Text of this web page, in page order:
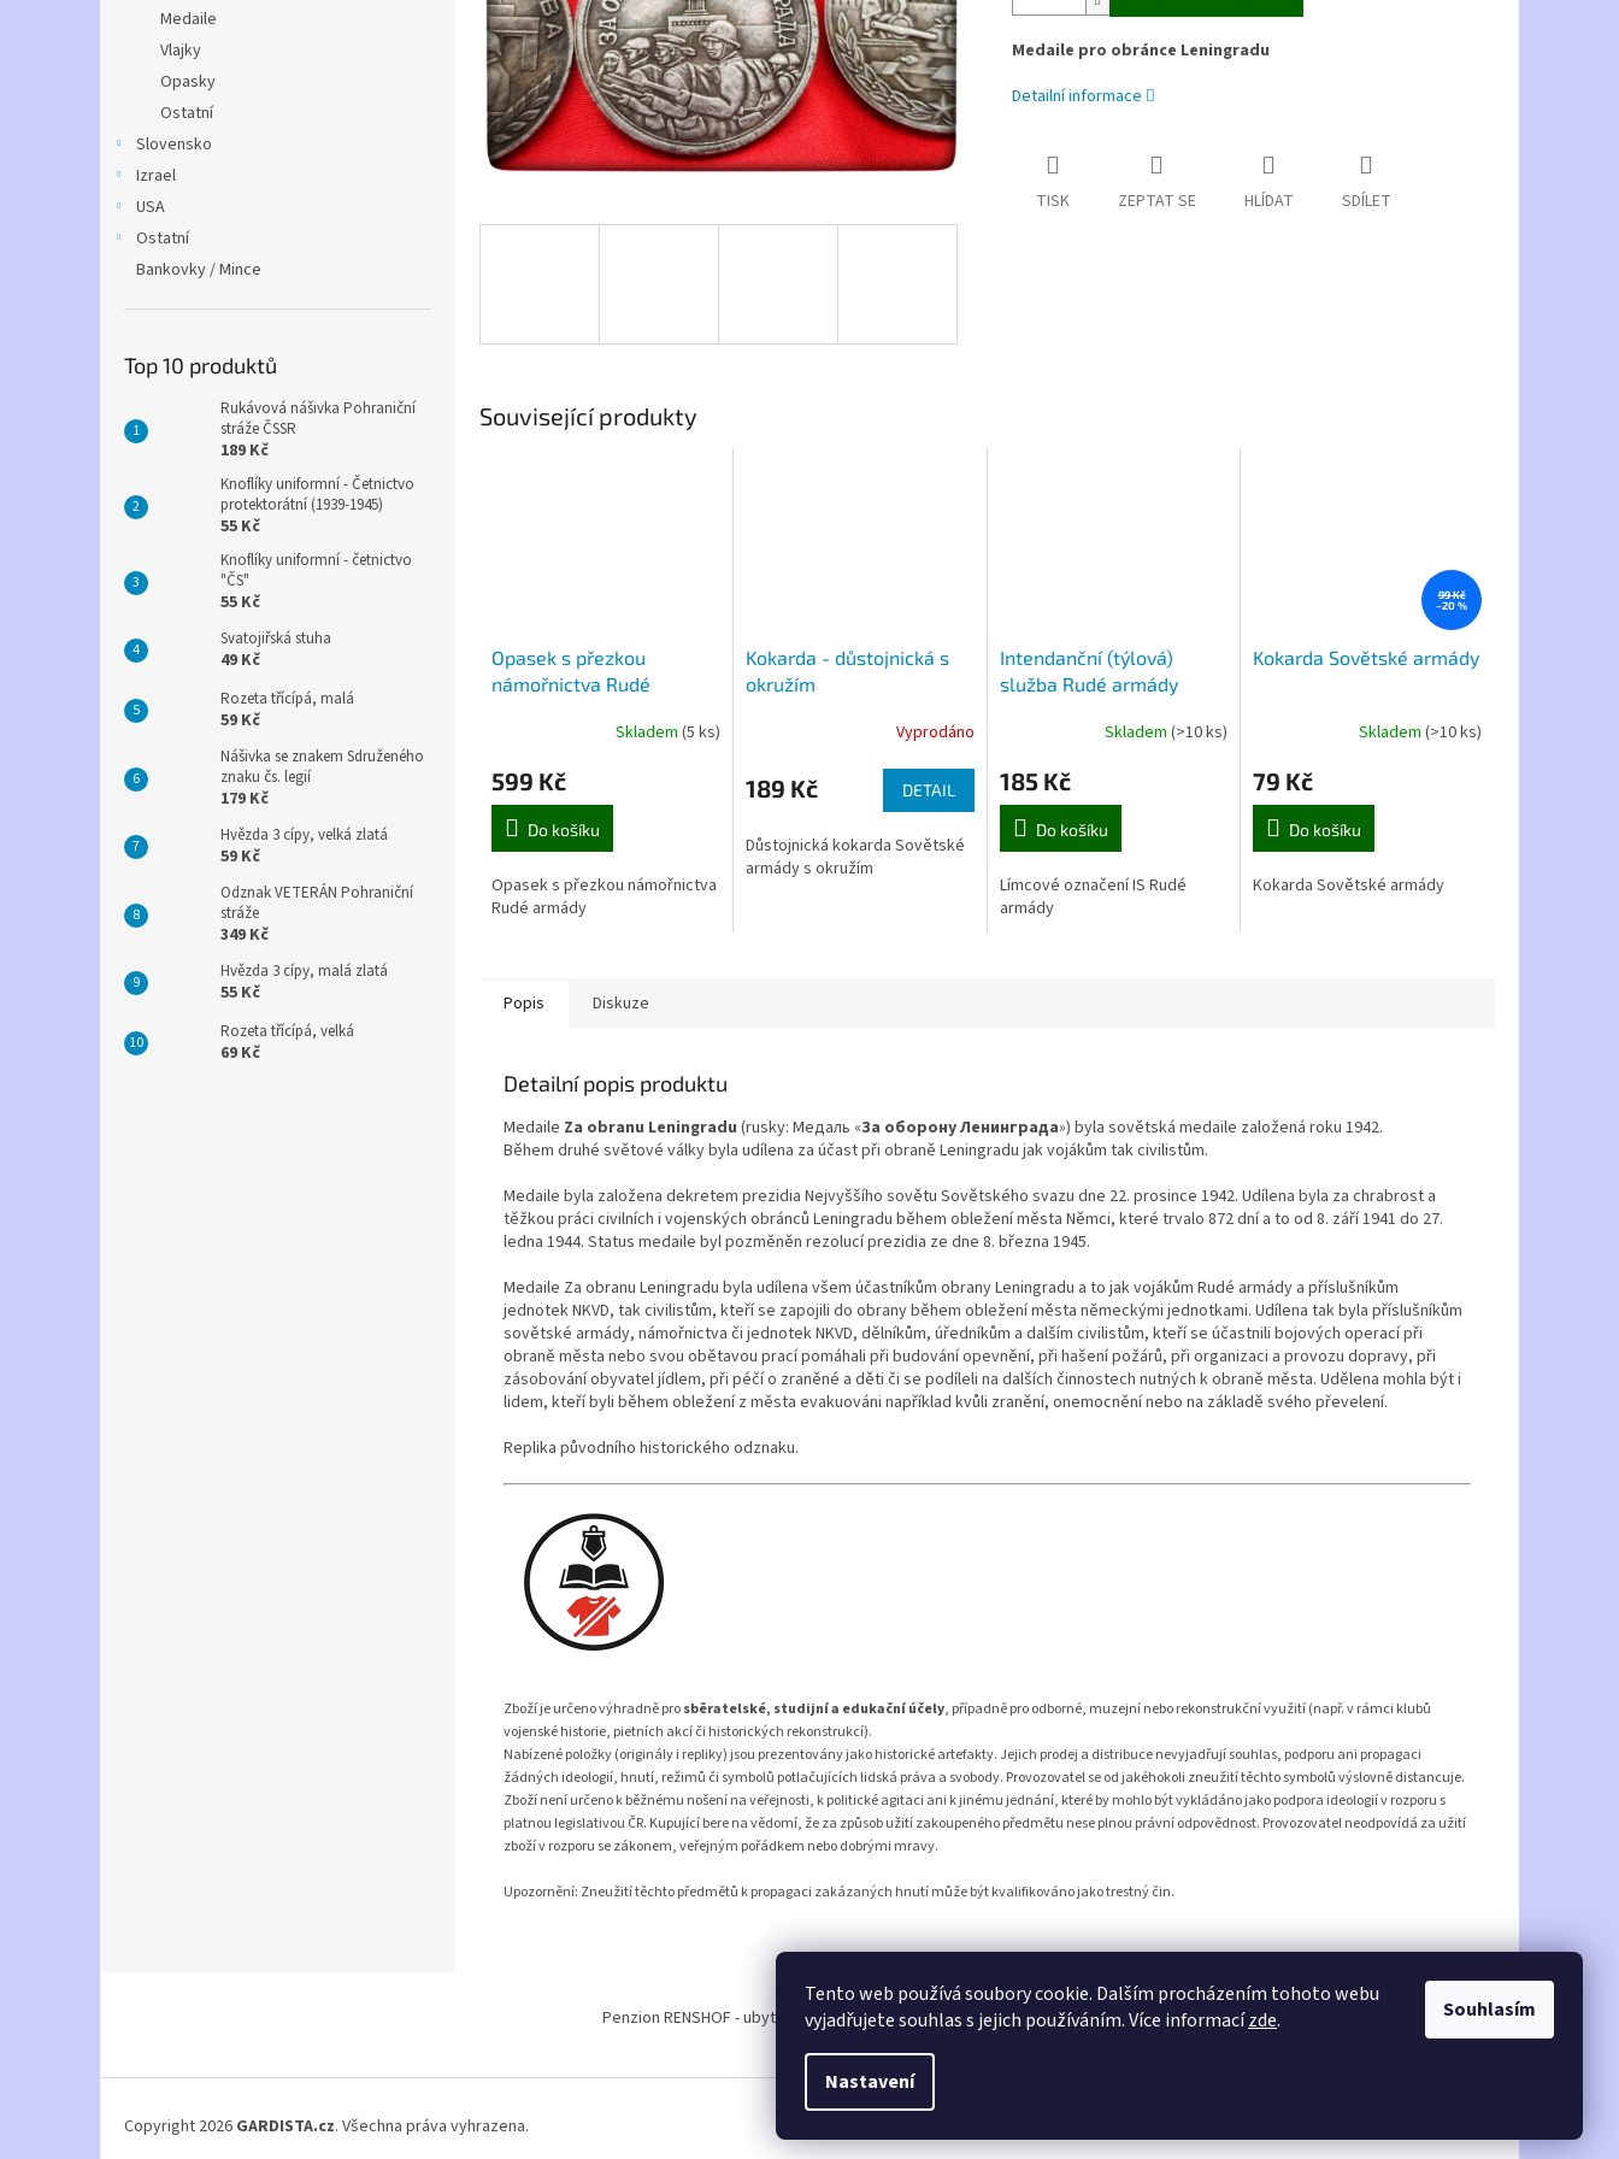
Tento web používá soubory cookie. Dalším procházením tohoto webu
vyjadřujete souhlas s jejich používáním. Více informacízde.
Nastavení
Souhlasím
Medaile
Vlajky
Opasky
Ostatní
Slovensko
Izrael
USA
Ostatní
Bankovky / Mince
Top 10 produktů
Rukávová nášivka Pohraniční
stráže ČSSR
189 Kč
Knoflíky uniformní - Četnictvo
protektorátní (1939-1945)
55 Kč
Knoflíky uniformní - četnictvo
"ČS"
55 Kč
Svatojiřská stuha
49 Kč
Rozeta třícípá, malá
59 Kč
Nášivka se znakem Sdruženého
znaku čs. legií
179 Kč
Hvězda 3 cípy, velká zlatá
59 Kč
Odznak VETERÁN Pohraniční
stráže
349 Kč
Hvězda 3 cípy, malá zlatá
55 Kč
Rozeta třícípá, velká
69 Kč
Medaile pro obránce Leningradu
Detailní informace
TISK ZEPTAT SE HLÍDAT SDÍLET
Související produkty
Opasek s přezkou
námořnictva Rudé
Skladem (5 ks)
599 Kč
Do košíku
Opasek s přezkou námořnictva
Rudé armády
Kokarda - důstojnická s
okružím
Vyprodáno
189 Kč DETAIL
Důstojnická kokarda Sovětské
armády s okružím
Intendanční (týlová)
služba Rudé armády
Skladem(>10 ks)
185 Kč
Do košíku
Límcové označení IS Rudé
armády
99 Kč
–20 %
Kokarda Sovětské armády
Skladem (>10 ks)
79 Kč
Do košíku
Kokarda Sovětské armády
Popis Diskuze
Detailní popis produktu
Medaile Za obranu Leningradu (rusky: Медаль «За оборону Ленинграда») byla sovětská medaile založená roku 1942.
Během druhé světové války byla udílena za účast při obraně Leningradu jak vojákům tak civilistům.
Medaile byla založena dekretem prezidia Nejvyššího sovětu Sovětského svazu dne 22. prosince 1942. Udílena byla za chrabrost a
těžkou práci civilních i vojenských obránců Leningradu během obležení města Němci, které trvalo 872 dní a to od 8. září 1941 do 27.
ledna 1944. Status medaile byl pozměněn rezolucí prezidia ze dne 8. března 1945.
Medaile Za obranu Leningradu byla udílena všem účastníkům obrany Leningradu a to jak vojákům Rudé armády a příslušníkům
jednotek NKVD, tak civilistům, kteří se zapojili do obrany během obležení města německými jednotkami. Udílena tak byla příslušníkům
sovětské armády, námořnictva či jednotek NKVD, dělníkům, úředníkům a dalším civilistům, kteří se účastnili bojových operací při
obraně města nebo svou obětavou prací pomáhali při budování opevnění, při hašení požárů, při organizaci a provozu dopravy, při
zásobování obyvatel jídlem, při péčí o zraněné a děti či se podíleli na dalších činnostech nutných k obraně města. Udělena mohla být i
lidem, kteří byli během obležení z města evakuováni například kvůli zranění, onemocnění nebo na základě svého převelení.
Replika původního historického odznaku.
Zboží je určeno výhradně prosběratelské, studijní a edukační účely, případně pro odborné, muzejní nebo rekonstrukční využití (např. v rámci klubů
vojenské historie, pietních akcí či historických rekonstrukcí).
Nabízené položky (originály i repliky) jsou prezentovány jako historické artefakty. Jejich prodej a distribuce nevyjadřují souhlas, podporu ani propagaci
žádných ideologií, hnutí, režimů či symbolů potlačujících lidská práva a svobody. Provozovatel se od jakéhokoli zneužití těchto symbolů výslovně distancuje.
Zboží není určeno k běžnému nošení na veřejnosti, k politické agitaci ani k jinému jednání, které by mohlo být vykládáno jako podpora ideologií v rozporu s
platnou legislativou ČR. Kupující bere na vědomí, že za způsob užití zakoupeného předmětu nese plnou právní odpovědnost. Provozovatel neodpovídá za užití
zboží v rozporu se zákonem, veřejným pořádkem nebo dobrými mravy.
Upozornění: Zneužití těchto předmětů k propagaci zakázaných hnutí může být kvalifikováno jako trestný čin.
Penzion RENSHOF - ubytování na Šumavě VZORNÝ VOJÁK
Copyright 2026 GARDISTA.cz. Všechna práva vyhrazena.